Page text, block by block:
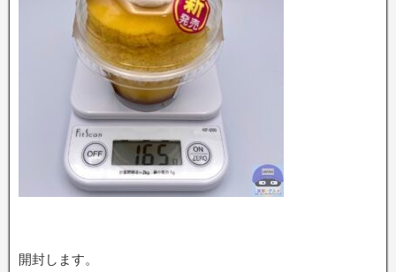
開封します。